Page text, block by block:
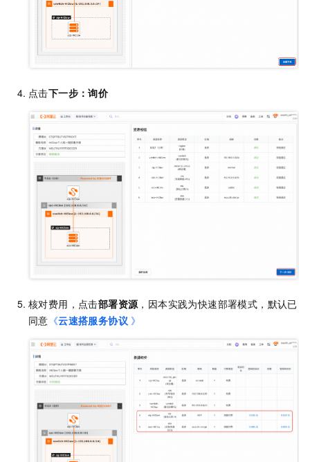
点击下一步：询价
核对费用，点击部署资源 ，因本实践为快速部署模式，默认已
同意 《云速搭服务协议 》